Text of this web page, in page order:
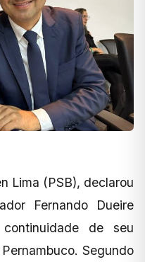
Lima (PSB), declarou
Fernando Dueire
de seu
Segundo